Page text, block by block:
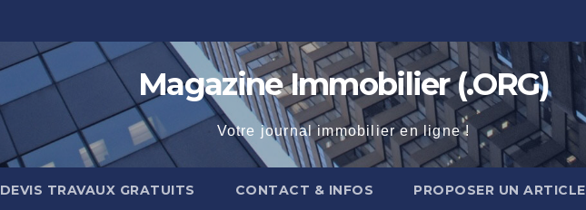
Magazine Immobilier (.ORG)
Votre journal immobilier en ligne !
DEVIS TRAVAUX GRATUITS CONTACT & INFOS PROPOSER UN ARTICLE